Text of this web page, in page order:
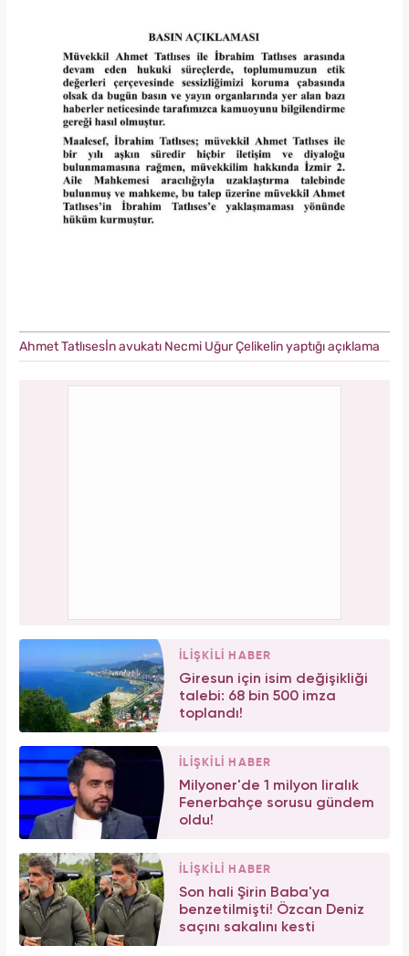
Ahmet Tatlısesİn avukatı Necmi Uğur Çelikelin yaptığı açıklama
İLİŞKİLİ HABER
Giresun için isim değişikliği
talebi: 68 bin 500 imza
toplandı!
İLİŞKİLİ HABER
Milyoner'de 1 milyon liralık
Fenerbahçe sorusu gündem
oldu!
İLİŞKİLİ HABER
Son hali Şirin Baba'ya
benzetilmişti! Özcan Deniz
saçını sakalını kesti